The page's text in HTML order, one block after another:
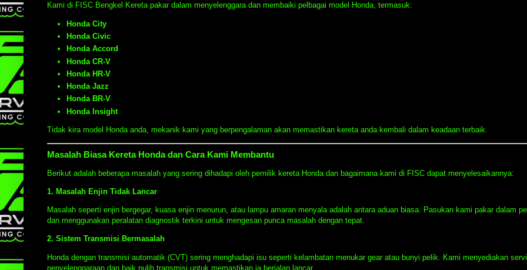
Kami di FISC Bengkel Kereta pakar dalam menyelenggara dan membaiki pelbagai model Honda, termasuk:
Honda City
Honda Civic
Honda Accord
Honda CR-V
Honda HR-V
Honda Jazz
Honda BR-V
Honda Insight
Tidak kira model Honda anda, mekanik kami yang berpengalaman akan memastikan kereta anda kembali dalam keadaan terbaik.
Masalah Biasa Kereta Honda dan Cara Kami Membantu
Berikut adalah beberapa masalah yang sering dihadapi oleh pemilik kereta Honda dan bagaimana kami di FISC dapat menyelesaikannya:
1. Masalah Enjin Tidak Lancar
Masalah seperti enjin bergegar, kuasa enjin menurun, atau lampu amaran menyala adalah antara aduan biasa. Pasukan kami pakar dalam
dan menggunakan peralatan diagnostik terkini untuk mengesan punca masalah dengan tepat.
2. Sistem Transmisi Bermasalah
Honda dengan transmisi automatik (CVT) sering menghadapi isu seperti kelambatan menukar gear atau bunyi pelik. Kami menyediakan
penyelenggaraan dan baik pulih transmisi untuk memastikan ia berjalan lancar.